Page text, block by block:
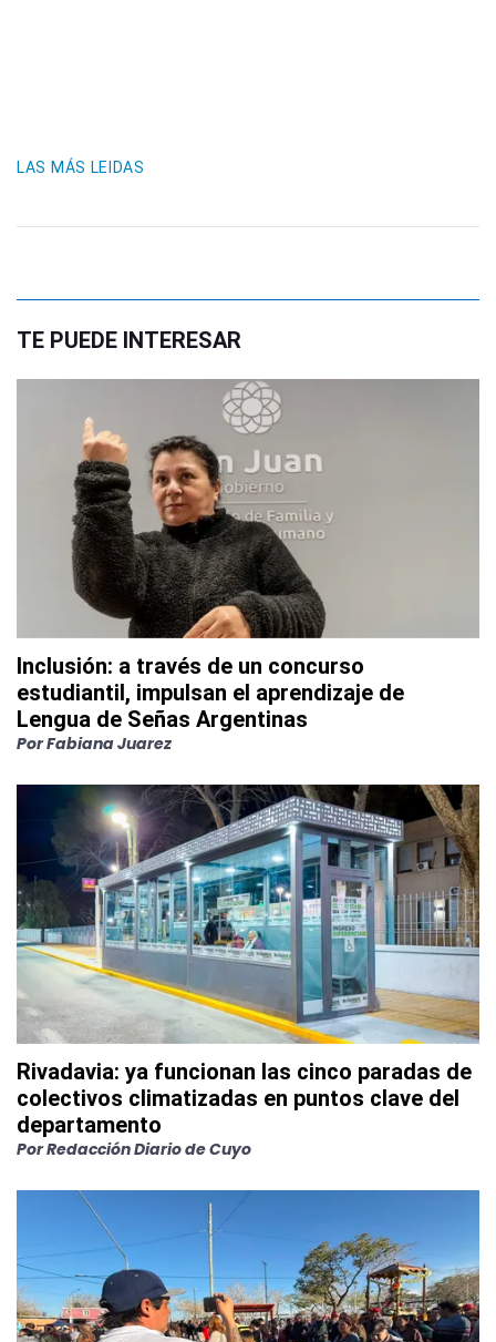
LAS MÁS LEIDAS
TE PUEDE INTERESAR
Inclusión: a través de un concurso
estudiantil, impulsan el aprendizaje de
Lengua de Señas Argentinas
PorFabiana Juarez
Rivadavia: ya funcionan las cinco paradas de
colectivos climatizadas en puntos clave del
departamento
PorRedacción Diario de Cuyo